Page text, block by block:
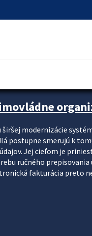
modernizácie
postupne smerujú k
Jej cieľom je
ručného
fakturácia preto